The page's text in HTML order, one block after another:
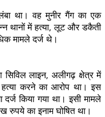
था। वह मुनीर गैंग का एक
थानों में हत्या, लूट और डकैती
मामले दर्ज थे।
लाइन, अलीगढ़ क्षेत्र में
हत्या करने का आरोप था। इस
किया गया था। इसी मामले
रुपये का इनाम घोषित था।